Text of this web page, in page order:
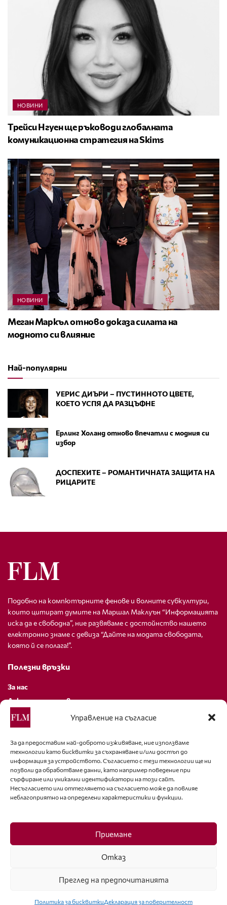
Управление на съгласие
За да предоставим най-доброто изживяване, ние използваме
технологии като бисквитки за съхраняване и/или достъп до
информация за устройството. Съгласието с тези технологии ще ни
позволи да обработваме данни, като например поведение при
сърфиране или уникални идентификатори на този сайт.
Несъгласието или оттеглянето на съгласието може да повлияе
неблагоприятно на определени характеристики и функции.
Приемане
Отказ
Преглед на предпочитанията
Политика за бисквиткиДекларация за поверителност
НОВИНИ
Трейси Нгуен ще ръководи глобалната
комуникационна стратегия на Skims
НОВИНИ
Меган Маркъл отново доказа силата на
модното си влияние
Най-популярни
УЕРИС ДИЪРИ – ПУСТИННОТО ЦВЕТЕ,
КОЕТО УСПЯ ДА РАЗЦЪФНЕ
Ерлинг Холанд отново впечатли с модния си
избор
ДОСПЕХИТЕ – РОМАНТИЧНАТА ЗАЩИТА НА
РИЦАРИТЕ
Подобно на компютърните фенове и волните субкултури,
които цитират думите на Маршал Маклуън “Информацията
иска да е свободна”, ние развяваме с достойнство нашето
електронно знаме с девиза “Дайте на модата свободата,
която й се полага!”.
Полезни връзки
За нас
Декларация за поверителност
Политика за бисквитки
За контакти
editor@fashion-lifestyle.net
+359 88 227 33 47
Последвайте ни
Facebook
ISSN 1314-8915 Copyright © 2007-2025 Ot igla do konetz Ltd. & Fashion.bg